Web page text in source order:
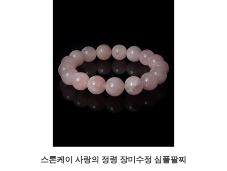
스톤케이 사랑의 정령 장미수정 심플팔찌